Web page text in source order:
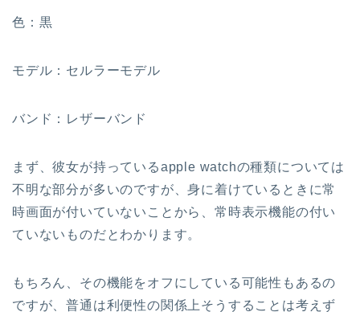
色：黒
モデル：セルラーモデル
バンド：レザーバンド
まず、彼女が持っているapple watchの種類については
不明な部分が多いのですが、身に着けているときに常
時画面が付いていないことから、常時表示機能の付い
ていないものだとわかります。
もちろん、その機能をオフにしている可能性もあるの
ですが、普通は利便性の関係上そうすることは考えず